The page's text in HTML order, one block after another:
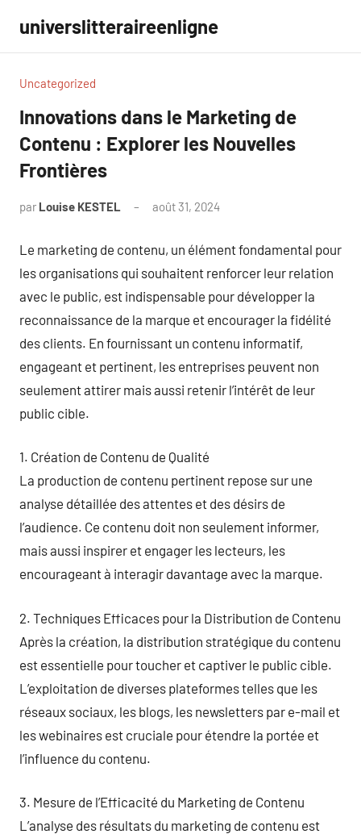
contenu
universlitteraireenligne
Uncategorized
Innovations dans le Marketing de
Contenu : Explorer les Nouvelles
Frontières
par Louise KESTEL août 31, 2024
Le marketing de contenu, un élément fondamental pour
les organisations qui souhaitent renforcer leur relation
avec le public, est indispensable pour développer la
reconnaissance de la marque et encourager la fidélité
des clients. En fournissant un contenu informatif,
engageant et pertinent, les entreprises peuvent non
seulement attirer mais aussi retenir l’intérêt de leur
public cible.
1. Création de Contenu de Qualité
La production de contenu pertinent repose sur une
analyse détaillée des attentes et des désirs de
l’audience. Ce contenu doit non seulement informer,
mais aussi inspirer et engager les lecteurs, les
encourageant à interagir davantage avec la marque.
2. Techniques Efficaces pour la Distribution de Contenu
Après la création, la distribution stratégique du contenu
est essentielle pour toucher et captiver le public cible.
L’exploitation de diverses plateformes telles que les
réseaux sociaux, les blogs, les newsletters par e-mail et
les webinaires est cruciale pour étendre la portée et
l’influence du contenu.
3. Mesure de l’Efficacité du Marketing de Contenu
L’analyse des résultats du marketing de contenu est